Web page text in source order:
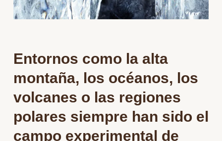
Entornos como la alta
montaña, los océanos, los
volcanes o las regiones
polares siempre han sido el
campo experimental de